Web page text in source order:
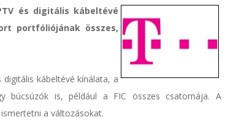
és digitális kábeltévé
portfóliójának összes,
kábeltévé kínálata, a
búcsúzók is, például a FIC összes csatornája. A
a változásokat.